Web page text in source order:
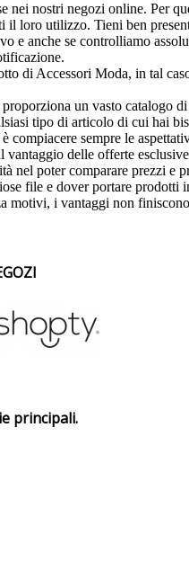
nostri negozi online. Per
loro utilizzo. Tieni ben
e anche se controlliamo
di Accessori Moda, in tal
un vasto catalogo
tipo di articolo di cui hai
compiacere sempre le
delle offerte
nel poter comparare prezzi e
file e dover portare
motivi, i vantaggi non
principali.